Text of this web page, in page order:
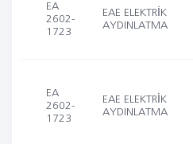
EA
2602-
1723
EAE ELEKTRİK
AYDINLATMA
EA
2602-
1723
EAE ELEKTRİK
AYDINLATMA